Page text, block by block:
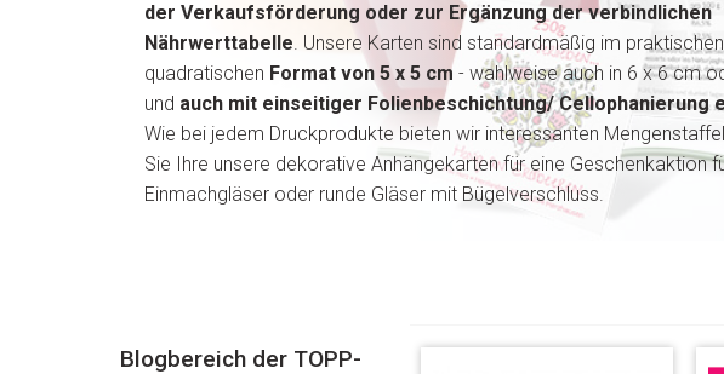
der Verkaufsförderung oder zur Ergänzung der verbindlichen
Nährwerttabelle. Unsere Karten sind standardmäßig im
quadratischen Format von 5 x 5 cm - wahlweise auch in 6 x 6 cm
und auch mit einseitiger Folienbeschichtung/ Cellophanierung
Wie bei jedem Druckprodukte bieten wir interessanten
Sie Ihre unsere dekorative Anhängekarten für eine Geschenkaktion
Einmachgläser oder runde Gläser mit Bügelverschluss.
Blogbereich der TOPP-